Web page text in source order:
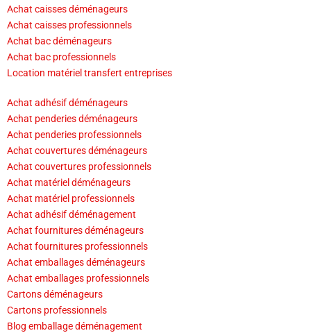
Achat caisses déménageurs
Achat caisses professionnels
Achat bac déménageurs
Achat bac professionnels
Location matériel transfert entreprises
Achat adhésif déménageurs
Achat penderies déménageurs
Achat penderies professionnels
Achat couvertures déménageurs
Achat couvertures professionnels
Achat matériel déménageurs
Achat matériel professionnels
Achat adhésif déménagement
Achat fournitures déménageurs
Achat fournitures professionnels
Achat emballages déménageurs
Achat emballages professionnels
Cartons déménageurs
Cartons professionnels
Blog emballage déménagement